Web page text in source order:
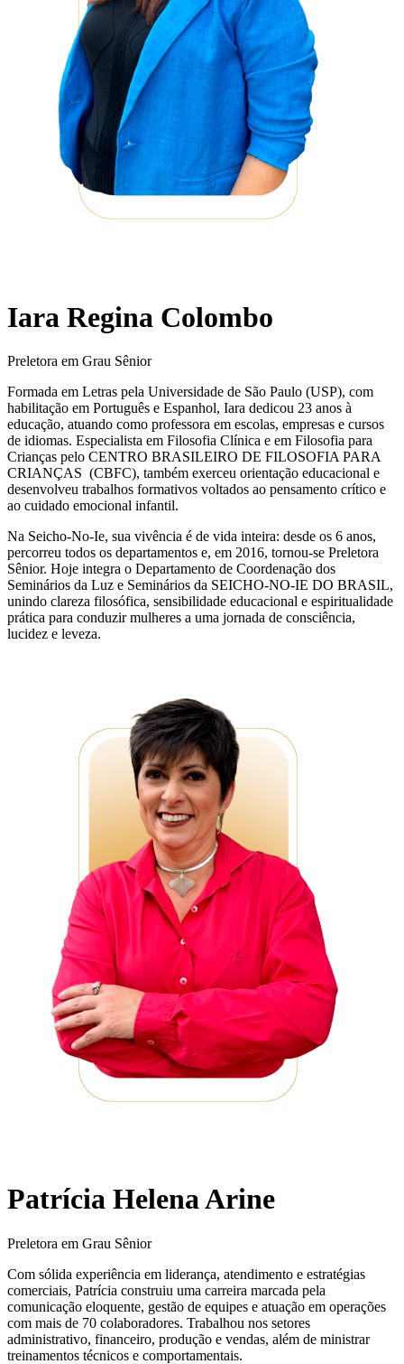
Iara Regina Colombo
Preletora em Grau Sênior
Formada em Letras pela Universidade de São Paulo (USP), com
habilitação em Português e Espanhol, Iara dedicou 23 anos à
educação, atuando como professora em escolas, empresas e cursos
de idiomas. Especialista em Filosofia Clínica e em Filosofia para
Crianças pelo CENTRO BRASILEIRO DE FILOSOFIA PARA
CRIANÇAS (CBFC), também exerceu orientação educacional e
desenvolveu trabalhos formativos voltados ao pensamento crítico e
ao cuidado emocional infantil.
Na Seicho-No-Ie, sua vivência é de vida inteira: desde os 6 anos,
percorreu todos os departamentos e, em 2016, tornou-se Preletora
Sênior. Hoje integra o Departamento de Coordenação dos
Seminários da Luz e Seminários da SEICHO-NO-IE DO BRASIL,
unindo clareza filosófica, sensibilidade educacional e espiritualidade
prática para conduzir mulheres a uma jornada de consciência,
lucidez e leveza.
Patrícia Helena Arine
Preletora em Grau Sênior
Com sólida experiência em liderança, atendimento e estratégias
comerciais, Patrícia construiu uma carreira marcada pela
comunicação eloquente, gestão de equipes e atuação em operações
com mais de 70 colaboradores. Trabalhou nos setores
administrativo, financeiro, produção e vendas, além de ministrar
treinamentos técnicos e comportamentais.